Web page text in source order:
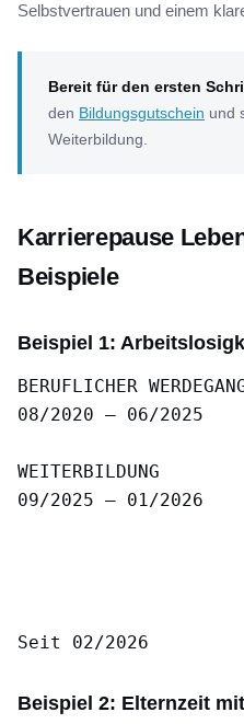
Selbstvertrauen und einem
Bereit für den ersten
den Bildungsgutschein und
Weiterbildung.
Karrierepause
Beispiele
Beispiel 1:
BERUFLICHER
08/2020 – 06/2025
WEITERBILDUNG
09/2025 – 01/2026
Beispiel 2: Elternzeit